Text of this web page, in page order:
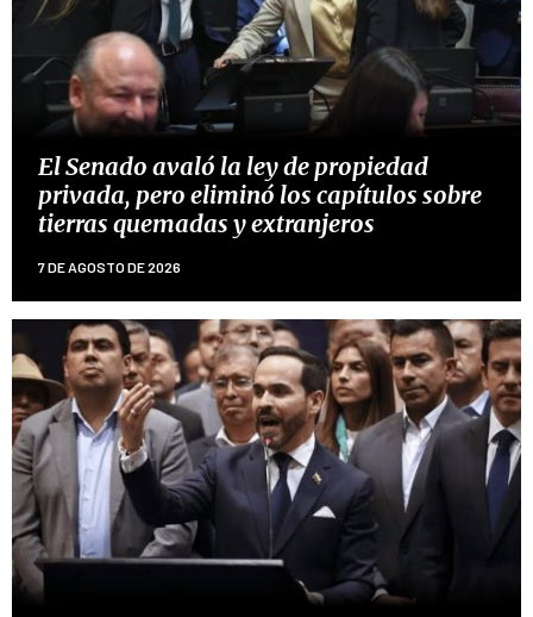
El Senado avaló la ley de propiedad
privada, pero eliminó los capítulos sobre
tierras quemadas y extranjeros
7 DE AGOSTO DE 2026